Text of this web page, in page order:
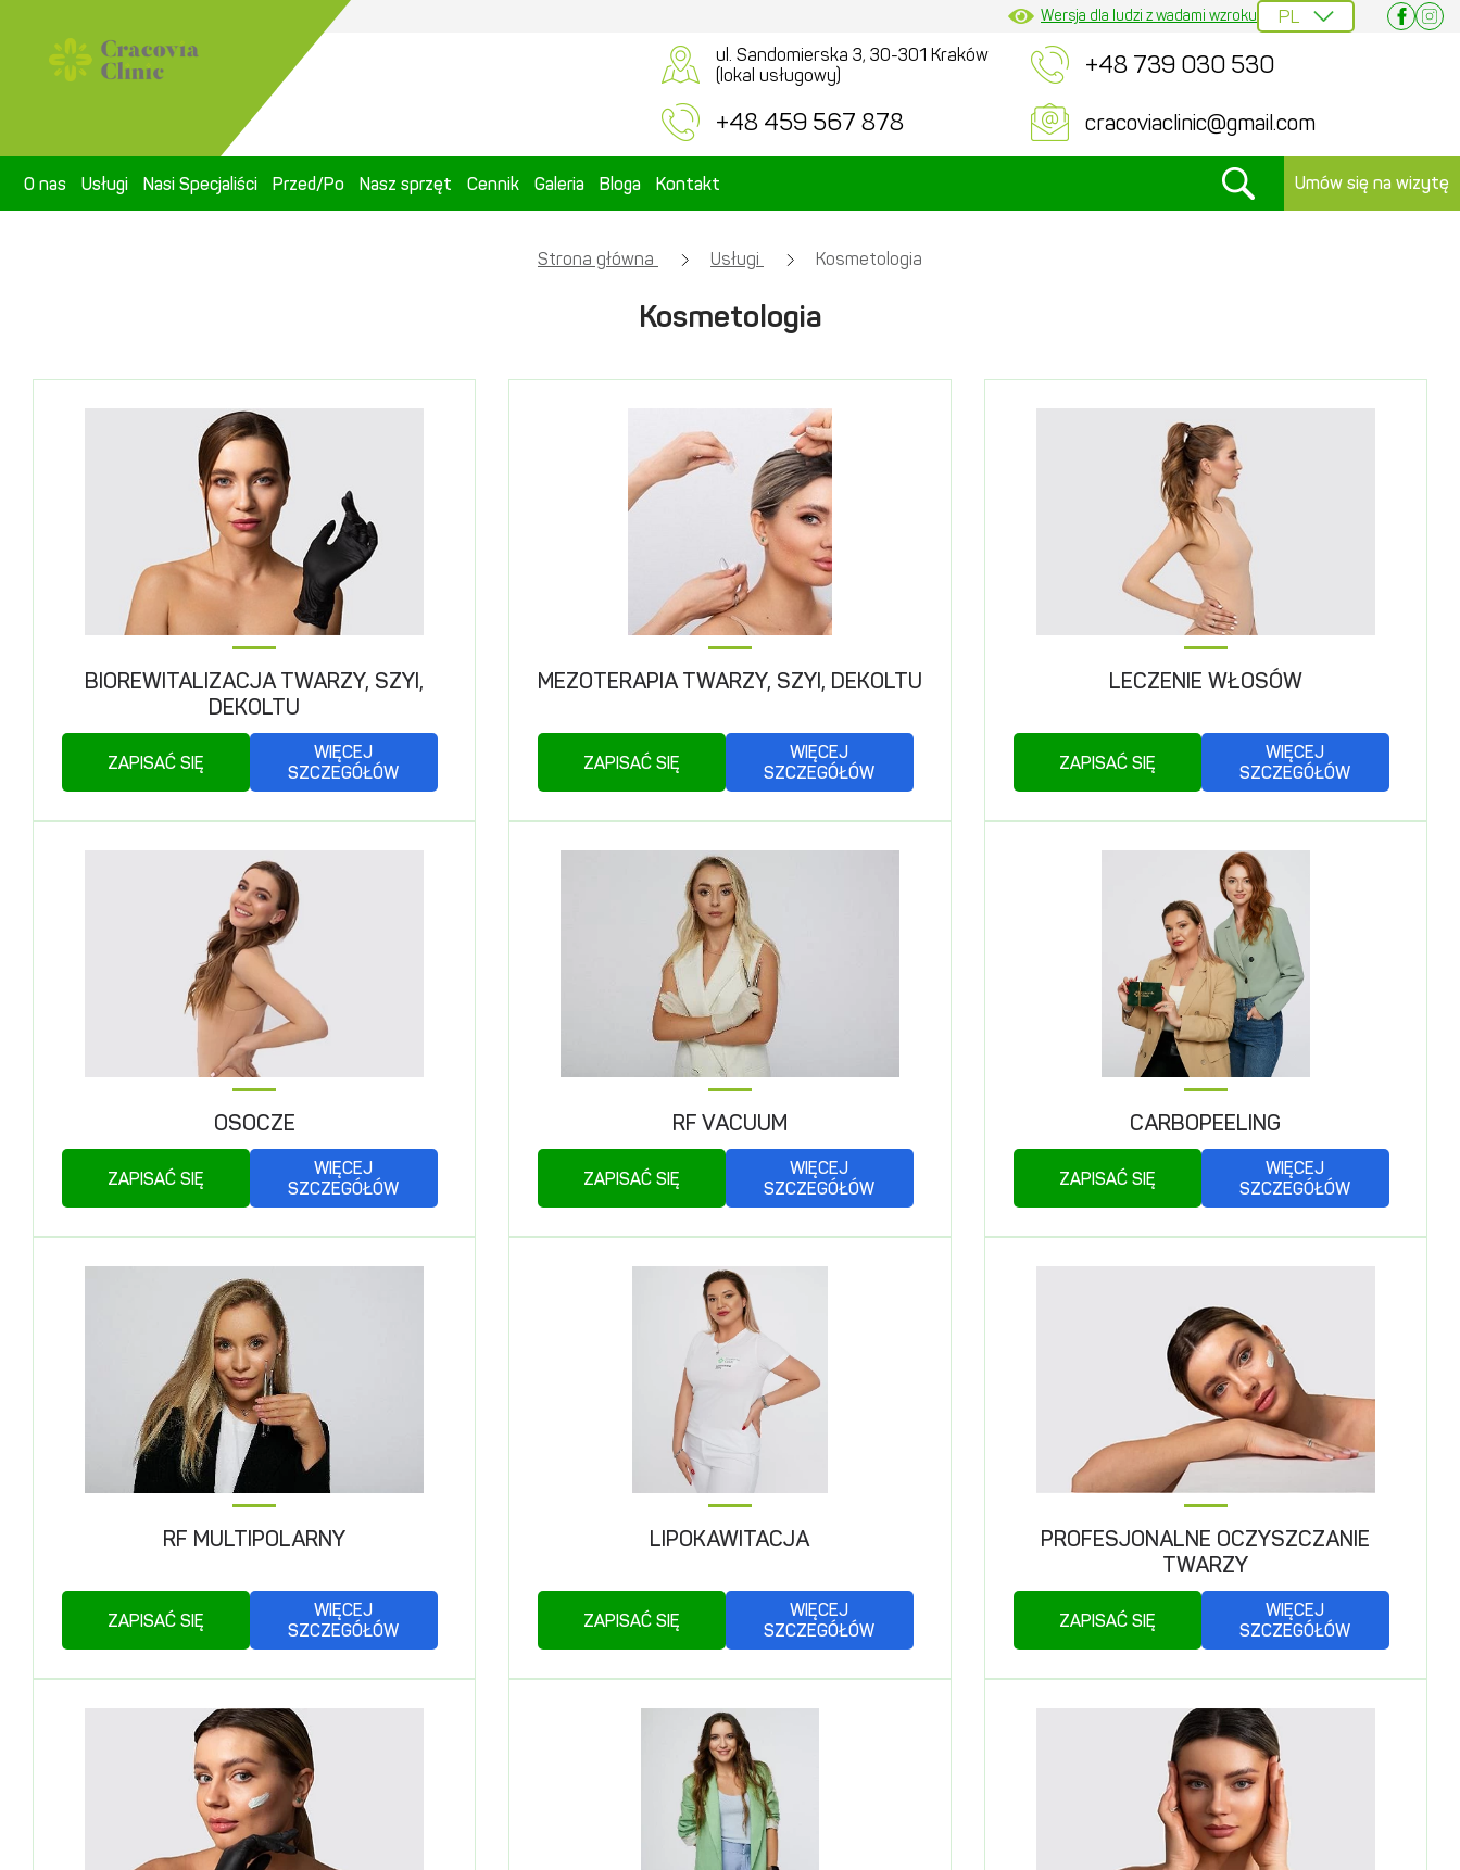
Wersja dla ludzi z wadami wzroku
ul. Sandomierska 3, 30-301 Kraków
(lokal usługowy)
+48 739 030 530
+48 459 567 878
cracoviaclinic@gmail.com
O nas Usługi Nasi Specjaliści Przed/Po Nasz sprzęt Cennik Galeria Bloga Kontakt Umów się na wizytę
Strona główna Usługi Kosmetologia
Kosmetologia
BIOREWITALIZACJA TWARZY, SZYI,
DEKOLTU
ZAPISAĆ SIĘ
WIĘCEJ
SZCZEGÓŁÓW
MEZOTERAPIA TWARZY, SZYI, DEKOLTU
ZAPISAĆ SIĘ
WIĘCEJ
SZCZEGÓŁÓW
LECZENIE WŁOSÓW
ZAPISAĆ SIĘ
WIĘCEJ
SZCZEGÓŁÓW
OSOCZE
ZAPISAĆ SIĘ
WIĘCEJ
SZCZEGÓŁÓW
RF VACUUM
ZAPISAĆ SIĘ
WIĘCEJ
SZCZEGÓŁÓW
CARBOPEELING
ZAPISAĆ SIĘ
WIĘCEJ
SZCZEGÓŁÓW
RF MULTIPOLARNY
ZAPISAĆ SIĘ
WIĘCEJ
SZCZEGÓŁÓW
LIPOKAWITACJA
ZAPISAĆ SIĘ
WIĘCEJ
SZCZEGÓŁÓW
PROFESJONALNE OCZYSZCZANIE
TWARZY
ZAPISAĆ SIĘ
WIĘCEJ
SZCZEGÓŁÓW